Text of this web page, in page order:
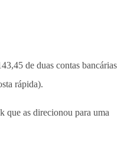
de duas contas bancárias
rápida).
que as direcionou para uma